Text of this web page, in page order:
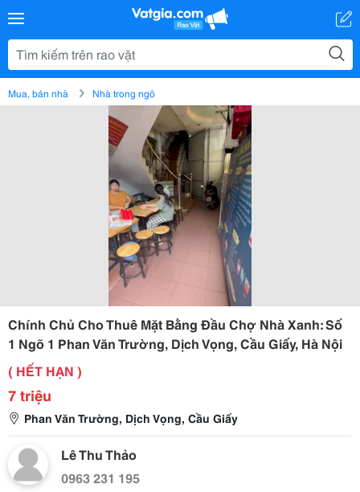
Mua, bán nhà Nhà trong ngõ
Chính Chủ Cho Thuê Mặt Bằng Đầu Chợ Nhà Xanh: Số
1 Ngõ 1 Phan Văn Trường, Dịch Vọng, Cầu Giấy, Hà Nội
( HẾT HẠN )
7 triệu
Phan Văn Trường, Dịch Vọng, Cầu Giấy
Lê Thu Thảo
0963 231 195